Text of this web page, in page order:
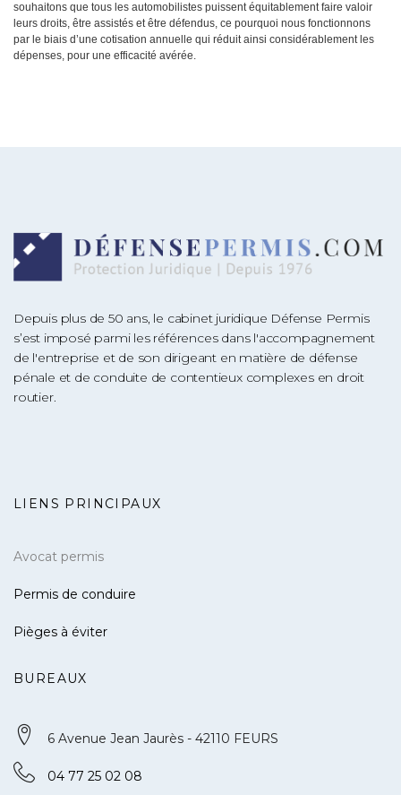
souhaitons que tous les automobilistes puissent équitablement faire valoir
leurs droits, être assistés et être défendus, ce pourquoi nous fonctionnons
par le biais d’une cotisation annuelle qui réduit ainsi considérablement les
dépenses, pour une efficacité avérée.
Depuis plus de 50 ans, le cabinet juridique Défense Permis
s’est imposé parmi les références dans l'accompagnement
de l'entreprise et de son dirigeant en matière de défense
pénale et de conduite de contentieux complexes en droit
routier.
LIENS PRINCIPAUX
Avocat permis
Permis de conduire
Pièges à éviter
BUREAUX
6 Avenue Jean Jaurès - 42110 FEURS
04 77 25 02 08